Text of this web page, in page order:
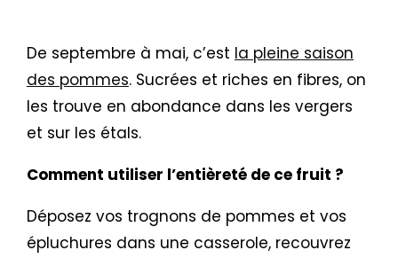
De septembre à mai, c’est la pleine saison
des pommes. Sucrées et riches en fibres, on
les trouve en abondance dans les vergers
et sur les étals.
Comment utiliser l’entièreté de ce fruit ?
Déposez vos trognons de pommes et vos
épluchures dans une casserole, recouvrez